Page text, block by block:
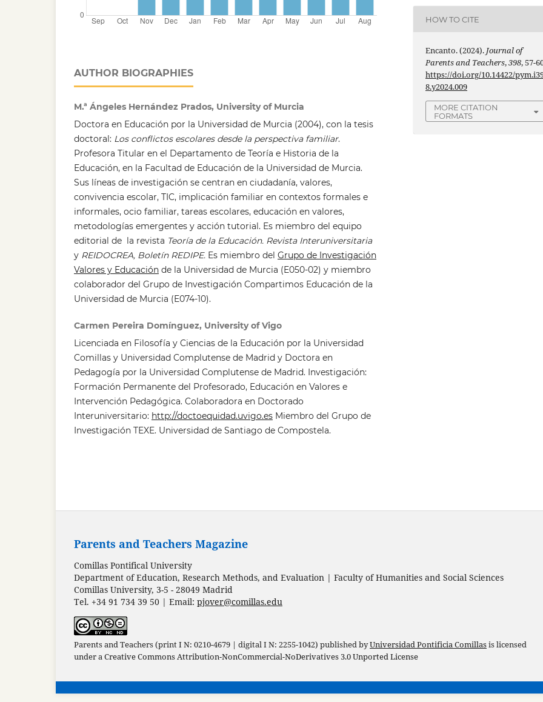
AUTHOR BIOGRAPHIES
M.ª Ángeles Hernández Prados, University of Murcia
Doctora en Educación por la Universidad de Murcia (2004), con la tesis
doctoral: Los conflictos escolares desde la perspectiva familiar.
Profesora Titular en el Departamento de Teoría e Historia de la
Educación, en la Facultad de Educación de la Universidad de Murcia.
Sus líneas de investigación se centran en ciudadanía, valores,
convivencia escolar, TIC, implicación familiar en contextos formales e
informales, ocio familiar, tareas escolares, educación en valores,
metodologías emergentes y acción tutorial. Es miembro del equipo
editorial de la revista Teoría de la Educación. Revista Interuniversitaria
y REIDOCREA, Boletín REDIPE. Es miembro del Grupo de Investigación
Valores y Educación de la Universidad de Murcia (E050-02) y miembro
colaborador del Grupo de Investigación Compartimos Educación de la
Universidad de Murcia (E074-10).
Carmen Pereira Domínguez, University of Vigo
Licenciada en Filosofía y Ciencias de la Educación por la Universidad
Comillas y Universidad Complutense de Madrid y Doctora en
Pedagogía por la Universidad Complutense de Madrid. Investigación:
Formación Permanente del Profesorado, Educación en Valores e
Intervención Pedagógica. Colaboradora en Doctorado
Interuniversitario: http://doctoequidad.uvigo.es Miembro del Grupo de
Investigación TEXE. Universidad de Santiago de Compostela.
HOW TO CITE
Encanto. (2024). Journal of
Parents and Teachers,398, 57-
https://doi.org/10.14422/
8.y2024.009
MORE CITATION
FORMATS
Parents and Teachers Magazine
Comillas Pontifical University
Department of Education, Research Methods, and Evaluation | Faculty of Humanities and Social Sciences
Comillas University, 3-5 - 28049 Madrid
Tel. +34 91 734 39 50 | Email: pjover@comillas.edu
Parents and Teachers (print I N: 0210-4679 | digital I N: 2255-1042) published byUniversidad Pontificia Comillasis licensed
under aCreative Commons Attribution-NonCommercial-NoDerivatives 3.0 Unported License